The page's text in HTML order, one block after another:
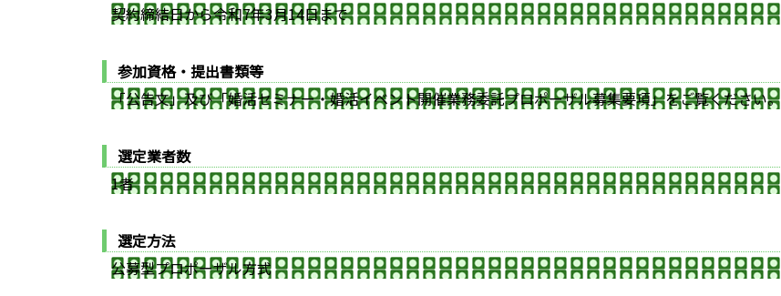
契約締結日から令和7年3月14日まで
参加資格・提出書類等
「公告文」及び「婚活セミナー・婚活イベント開催業務委託プロポーザル募集要項」をご覧ください。
選定業者数
1者
選定方法
公募型プロポーザル方式